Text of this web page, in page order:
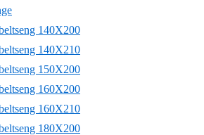
140X200
140X210
150X200
160X200
160X210
180X200